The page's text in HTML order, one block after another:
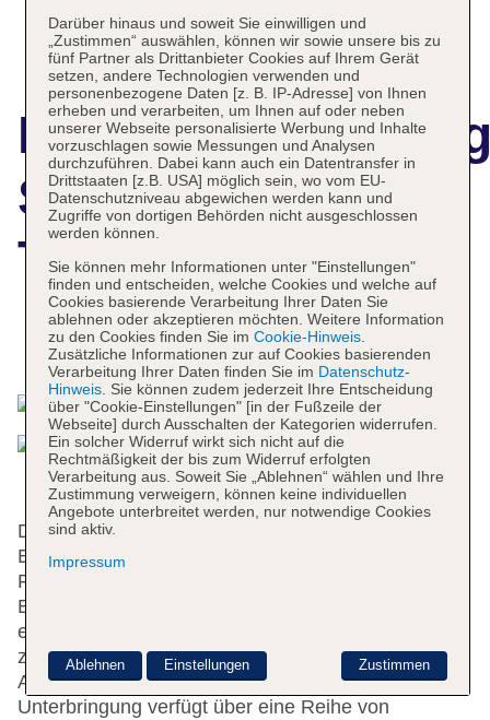
Scandic Plaza
Turku
Das bietet Ihre Unterkunft
Das Hotel bietet 117 Nichtraucherzimmer auf 6
Etagen, die mit einem Aufzug erreichbar sind. Die
Rezeption ist rund um die Uhr besetzt. Die
Einrichtung umfasst eine Gepäckaufbewahrung und
einen Safe. Per WLAN erhalten die Gäste Zugang
zum Internet. Hilfestellung bei der Buchung von
Ausflügen wird am Tourdesk geboten. Die
Unterbringung verfügt über eine Reihe von
Darüber hinaus und soweit Sie einwilligen und
„Zustimmen“ auswählen, können wir sowie unsere bis zu
fünf Partner als Drittanbieter Cookies auf Ihrem Gerät
setzen, andere Technologien verwenden und
personenbezogene Daten [z. B. IP-Adresse] von Ihnen
erheben und verarbeiten, um Ihnen auf oder neben
unserer Webseite personalisierte Werbung und Inhalte
vorzuschlagen sowie Messungen und Analysen
durchzuführen. Dabei kann auch ein Datentransfer in
Drittstaaten [z.B. USA] möglich sein, wo vom EU-
Datenschutzniveau abgewichen werden kann und
Zugriffe von dortigen Behörden nicht ausgeschlossen
werden können.
Sie können mehr Informationen unter "Einstellungen"
finden und entscheiden, welche Cookies und welche auf
Cookies basierende Verarbeitung Ihrer Daten Sie
ablehnen oder akzeptieren möchten. Weitere Information
zu den Cookies finden Sie im Cookie-Hinweis.
Zusätzliche Informationen zur auf Cookies basierenden
Verarbeitung Ihrer Daten finden Sie im Datenschutz-
Hinweis. Sie können zudem jederzeit Ihre Entscheidung
über "Cookie-Einstellungen" [in der Fußzeile der
Webseite] durch Ausschalten der Kategorien widerrufen.
Ein solcher Widerruf wirkt sich nicht auf die
Rechtmäßigkeit der bis zum Widerruf erfolgten
Verarbeitung aus. Soweit Sie „Ablehnen“ wählen und Ihre
Zustimmung verweigern, können keine individuellen
Angebote unterbreitet werden, nur notwendige Cookies
sind aktiv.
Impressum
Zustimmen
Ablehnen Einstellungen